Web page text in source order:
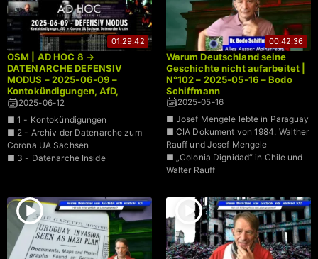
01:29:42
OSM | AD HOC 8 →
DATENARCHE DEFENSIV
MODUS – 2025-06-09 –
Kontokündigungen, AfD,
Corona UA Sachsen
2025-06-12
■ 1 - Kontokündigungen
■ 2 - Archiv der Datenarche zum
Corona UA Sachsen
■ 3 - Datenarche Inside
00:42:36
Warum Deutschland seine
Geschichte nicht aufarbeitet |
N°102 – 2025-05-16 – Bodo
Schiffmann
2025-05-16
■ Josef Mengele lebte in Paraguay
■ CIA Dokument von 1984: Walther
Rauff und Josef Mengele
■ „Colonia Dignidad“ in Chile und
Walter Rauff